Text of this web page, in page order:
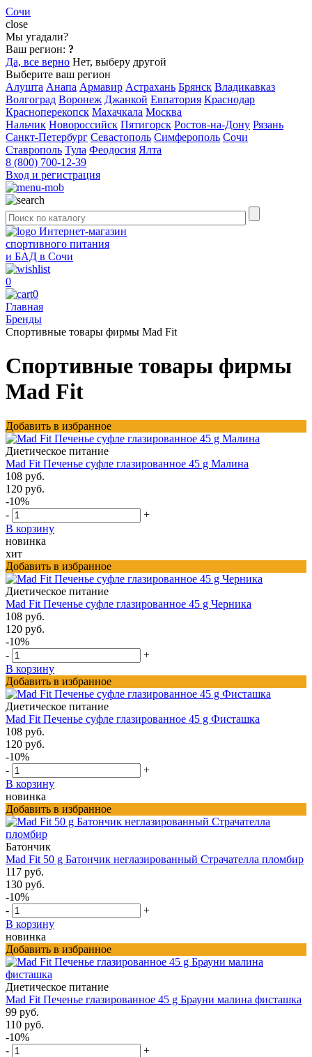
Сочи
close
Мы угадали?
Ваш регион: ?
Да, все верно Нет, выберу другой
Выберите ваш регион
Алушта Анапа Армавир Астрахань Брянск Владикавказ
Волгоград Воронеж Джанкой Евпатория Краснодар
Красноперекопск Махачкала Москва
Нальчик Новороссийск Пятигорск Ростов-на-Дону Рязань
Санкт-Петербург Севастополь Симферополь Сочи
Ставрополь Тула Феодосия Ялта
8 (800) 700-12-39
Вход и регистрация
Интернет-магазин
спортивного питания
и БАД в Сочи
0
0
Главная
Бренды
Спортивные товары фирмы Mad Fit
Спортивные товары фирмы
Mad Fit
Добавить в избранное
Диетическое питание
Mad Fit Печенье суфле глазированное 45 g Малина
108 руб.
120 руб.
-10%
-
+
В корзину
новинка
хит
Добавить в избранное
Диетическое питание
Mad Fit Печенье суфле глазированное 45 g Черника
108 руб.
120 руб.
-10%
-
+
В корзину
Добавить в избранное
Диетическое питание
Mad Fit Печенье суфле глазированное 45 g Фисташка
108 руб.
120 руб.
-10%
-
+
В корзину
новинка
Добавить в избранное
Батончик
Mad Fit 50 g Батончик неглазированный Страчателла пломбир
117 руб.
130 руб.
-10%
-
+
В корзину
новинка
Добавить в избранное
Диетическое питание
Mad Fit Печенье глазированное 45 g Брауни малина фисташка
99 руб.
110 руб.
-10%
-
+